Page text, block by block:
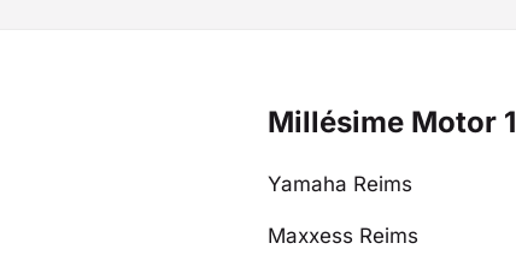
Millésime Motor 1
Yamaha Reims
Maxxess Reims